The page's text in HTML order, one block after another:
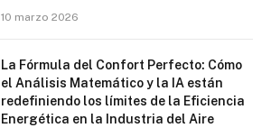
10 marzo 2026
La Fórmula del Confort Perfecto: Cómo
el Análisis Matemático y la IA están
redefiniendo los límites de la Eficiencia
Energética en la Industria del Aire